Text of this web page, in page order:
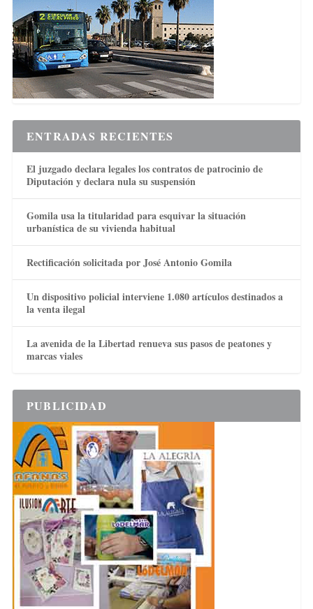
ENTRADAS RECIENTES
El juzgado declara legales los contratos de patrocinio de
Diputación y declara nula su suspensión
Gomila usa la titularidad para esquivar la situación
urbanística de su vivienda habitual
Rectificación solicitada por José Antonio Gomila
Un dispositivo policial interviene 1.080 artículos destinados a
la venta ilegal
La avenida de la Libertad renueva sus pasos de peatones y
marcas viales
PUBLICIDAD